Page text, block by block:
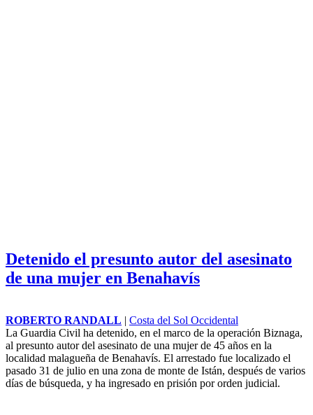
Detenido el presunto autor del asesinato
de una mujer en Benahavís
ROBERTO RANDALL | Costa del Sol Occidental
La Guardia Civil ha detenido, en el marco de la operación Biznaga,
al presunto autor del asesinato de una mujer de 45 años en la
localidad malagueña de Benahavís. El arrestado fue localizado el
pasado 31 de julio en una zona de monte de Istán, después de varios
días de búsqueda, y ha ingresado en prisión por orden judicial.